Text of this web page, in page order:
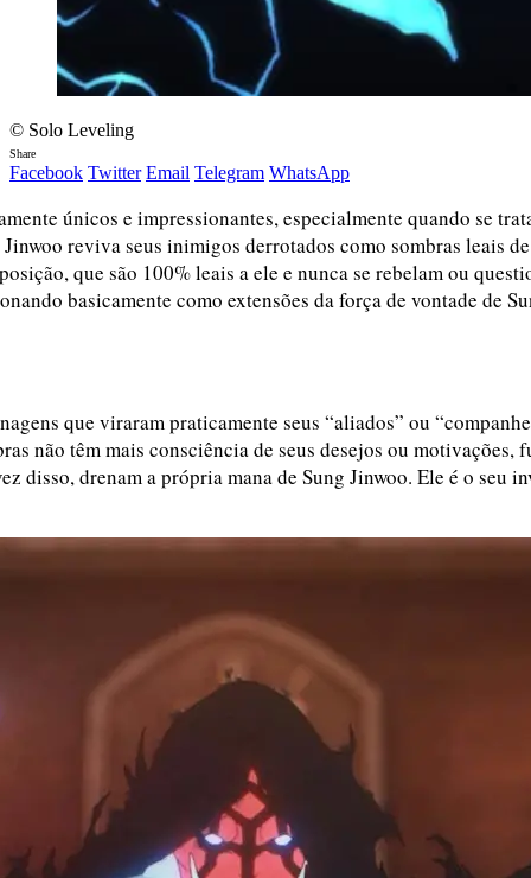
© Solo Leveling
Share
Facebook Twitter Email Telegram WhatsApp
únicos e impressionantes, especialmente quando se
reviva seus inimigos derrotados como sombras leais
que são 100% leais a ele e nunca se rebelam ou
basicamente como extensões da força de vontade de
que viraram praticamente seus “aliados” ou
não têm mais consciência de seus desejos ou
disso, drenam a própria mana de Sung Jinwoo. Ele é o